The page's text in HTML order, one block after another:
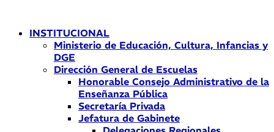
contenidoINSTITUCIONAL
Ministerio de Educación, Cultura, Infancias y
DGE
Dirección General de Escuelas
Honorable Consejo Administrativo de la
Enseñanza Pública
Secretaría Privada
Jefatura de Gabinete